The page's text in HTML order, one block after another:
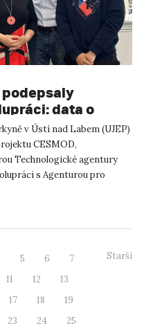
podepsaly
data o
posílí
v Ústí nad Labem (UJEP)
CESMOD,
Technologické agentury
s Agenturou pro
5 6
7
11 12
13
17 18
19
23 24 25
Starší